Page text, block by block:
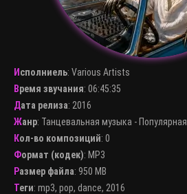
Исполниель: Various Artists
Время звучания: 06:45:35
Дата релиза: 2016
Жанр: Танцевальная музыка - Популярная
Кол-во композиций: 0
Формат (кодек): MP3
Размер файла: 950 MB
Теги: mp3, pop, dance, 2016